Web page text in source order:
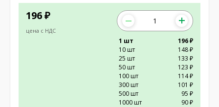
196 ₽
цена с НДС
1 шт
196 ₽
10 шт
148 ₽
25 шт
133 ₽
50 шт
123 ₽
100 шт
114 ₽
300 шт
101 ₽
500 шт
95 ₽
1000 шт
90 ₽